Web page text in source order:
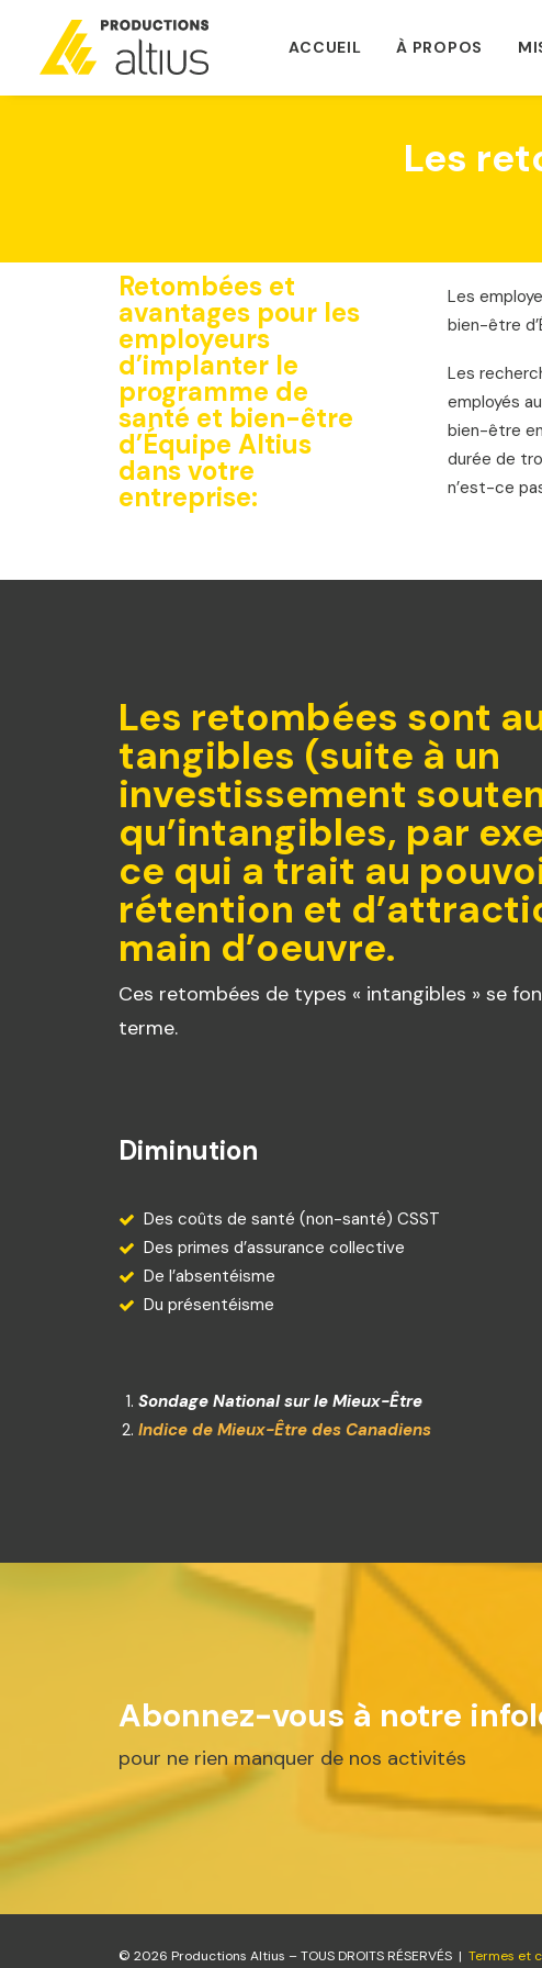
ACCUEIL À PROPOS
Les
Retombées et
avantages pour les
employeurs
d’implanter le
programme de
santé et bien-être
d’Équipe Altius
dans votre
entreprise:
Les
bien-être
Les
employés
bien-être
durée de
n’est-ce
Les retombées sont
tangibles (suite à un
investissement
qu’intangibles, par
ce qui a trait au
rétention et
main d’oeuvre.
Ces retombées de types « intangibles » se
terme.
Diminution
Des coûts de santé (non-santé) CSST
Des primes d’assurance collective
De l’absentéisme
Du présentéisme
Sondage National sur le Mieux-Être
Indice de Mieux-Être des Canadiens
Abonnez-vous à notre
pour ne rien manquer de nos activités
© 2026 Productions Altius – TOUS DROITS RÉSERVÉS | Termes et